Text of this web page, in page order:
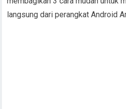
langsung dari perangkat Android